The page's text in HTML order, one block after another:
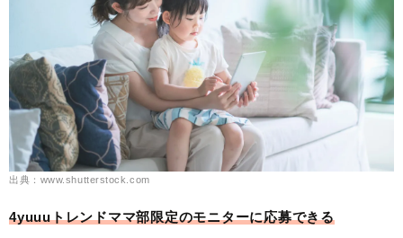
出典：www.shutterstock.com
4yuuuトレンドママ部限定のモニターに応募できる